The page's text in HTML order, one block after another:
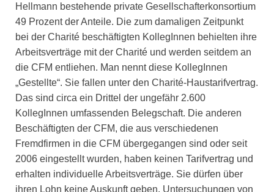
Hellmann bestehende private Gesellschafterkonsortium
49 Prozent der Anteile. Die zum damaligen Zeitpunkt
bei der Charité beschäftigten KollegInnen behielten ihre
Arbeitsverträge mit der Charité und werden seitdem an
die CFM entliehen. Man nennt diese KollegInnen
„Gestellte“. Sie fallen unter den Charité-Haustarifvertrag.
Das sind circa ein Drittel der ungefähr 2.600
KollegInnen umfassenden Belegschaft. Die anderen
Beschäftigten der CFM, die aus verschiedenen
Fremdfirmen in die CFM übergegangen sind oder seit
2006 eingestellt wurden, haben keinen Tarifvertrag und
erhalten individuelle Arbeitsverträge. Sie dürfen über
ihren Lohn keine Auskunft geben. Untersuchungen von